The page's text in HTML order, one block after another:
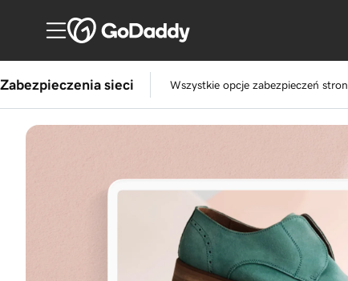
Zabezpieczenia sieci Wszystkie opcje zabezpieczeń stron